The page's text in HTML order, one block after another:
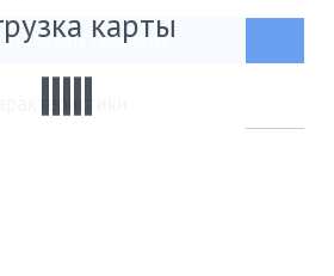
ПРЕДЛОЖИТЕ СВОЮ ЦЕНУ
карты